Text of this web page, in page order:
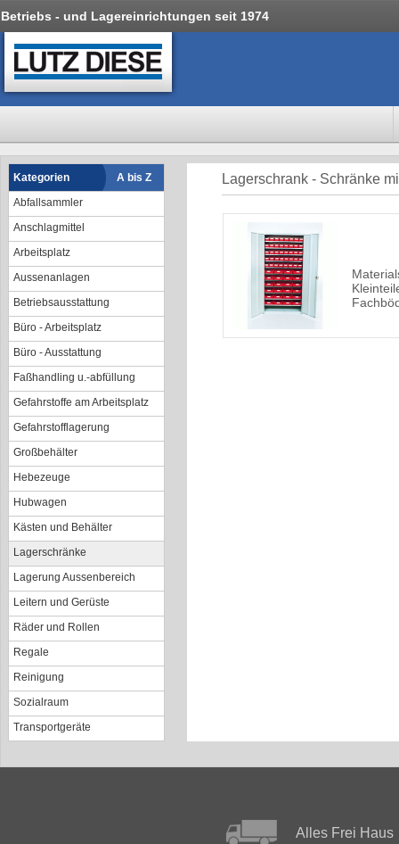
Betriebs - und Lagereinrichtungen seit 1974
Kategorien
A bis Z
Abfallsammler
Anschlagmittel
Arbeitsplatz
Aussenanlagen
Betriebsausstattung
Büro - Arbeitsplatz
Büro - Ausstattung
Faßhandling u.-abfüllung
Gefahrstoffe am Arbeitsplatz
Gefahrstofflagerung
Großbehälter
Hebezeuge
Hubwagen
Kästen und Behälter
Lagerschränke
Lagerung Aussenbereich
Leitern und Gerüste
Räder und Rollen
Regale
Reinigung
Sozialraum
Transportgeräte
Lagerschrank - Schränke
Alles Frei Haus